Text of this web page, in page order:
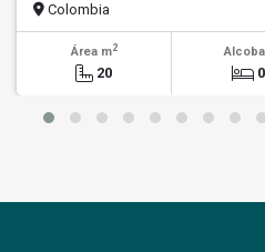
Colombia
Área m2
20 0